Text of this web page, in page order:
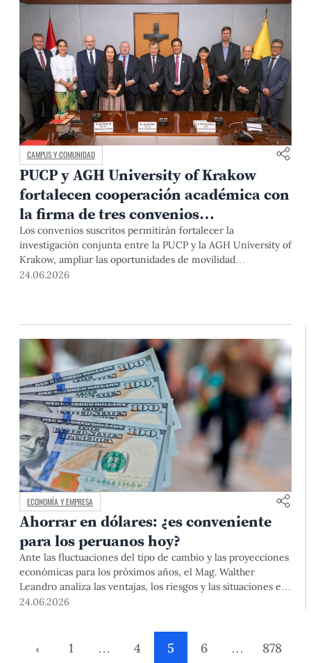
CAMPUS Y COMUNIDAD
PUCP y AGH University of Krakow
fortalecen cooperación académica con
la firma de tres convenios
internacionales
Los convenios suscritos permitirán fortalecer la
investigación conjunta entre la PUCP y la AGH University of
Krakow, ampliar las oportunidades de movilidad
internacional para estudiantes y docentes, y consolidar
24.06.2026
ECONOMÍA Y EMPRESA
Ahorrar en dólares: ¿es conveniente
para los peruanos hoy?
Ante las fluctuaciones del tipo de cambio y las proyecciones
económicas para los próximos años, el Mag. Walther
Leandro analiza las ventajas, los riesgos y las situaciones en
las que conviene mantener ahorros en esa moneda
24.06.2026
‹ 1 … 4 5 6 … 878